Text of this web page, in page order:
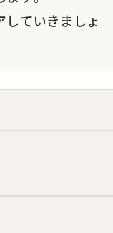
ていきましょ